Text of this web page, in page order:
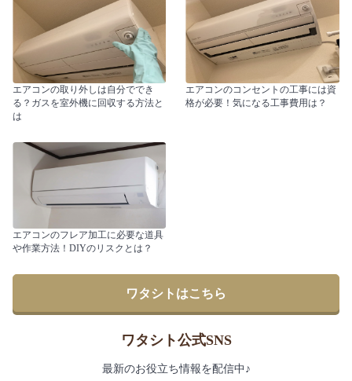
エアコンの取り外しは自分ででき
る？ガスを室外機に回収する方法と
は
エアコンのコンセントの工事には資
格が必要！気になる工事費用は？
エアコンのフレア加工に必要な道具
や作業方法！DIYのリスクとは？
ワタシトはこちら
ワタシト公式SNS
最新のお役立ち情報を配信中♪